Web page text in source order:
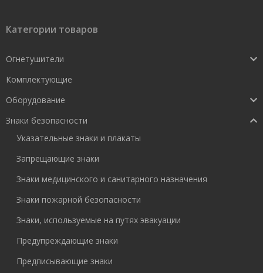
Категории товаров
Огнетушители
Комплектующие
Оборудование
Знаки безопасности
Указательные знаки и плакаты
Запрещающие знаки
Знаки медицинского и санитарного назначения
Знаки пожарной безопасности
Знаки, используемые на путях эвакуации
Предупреждающие знаки
Предписывающие знаки